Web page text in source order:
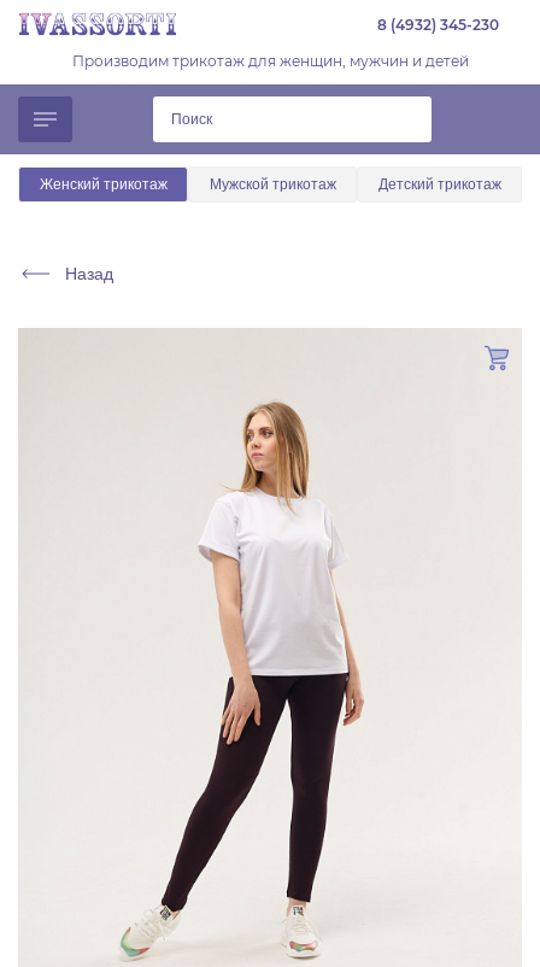
8 (4932) 345-230
Производим трикотаж для женщин, мужчин и детей
Женский трикотаж Мужской трикотаж Детский трикотаж
Назад